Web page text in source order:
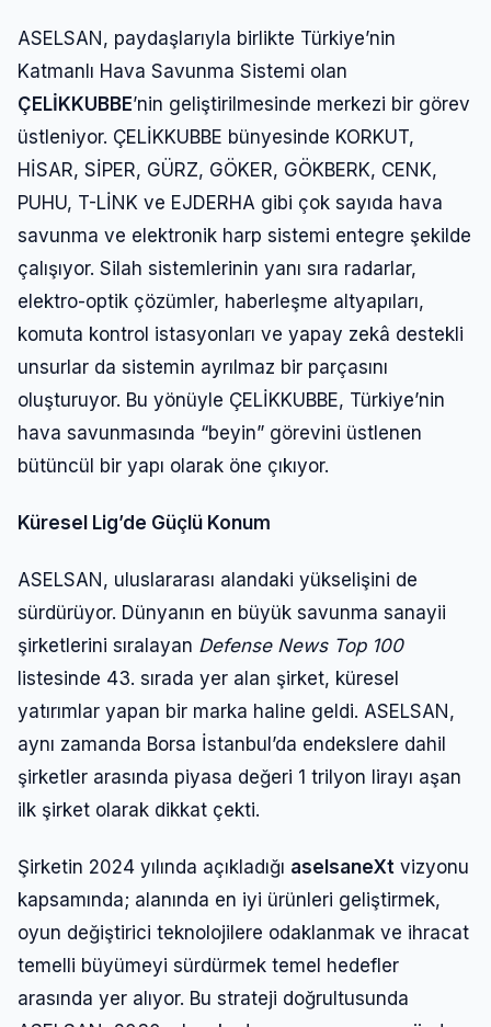
ASELSAN, paydaşlarıyla birlikte Türkiye’nin
Katmanlı Hava Savunma Sistemi olan
ÇELİKKUBBE’nin geliştirilmesinde merkezi bir görev
üstleniyor. ÇELİKKUBBE bünyesinde KORKUT,
HİSAR, SİPER, GÜRZ, GÖKER, GÖKBERK, CENK,
PUHU, T-LİNK ve EJDERHA gibi çok sayıda hava
savunma ve elektronik harp sistemi entegre şekilde
çalışıyor. Silah sistemlerinin yanı sıra radarlar,
elektro-optik çözümler, haberleşme altyapıları,
komuta kontrol istasyonları ve yapay zekâ destekli
unsurlar da sistemin ayrılmaz bir parçasını
oluşturuyor. Bu yönüyle ÇELİKKUBBE, Türkiye’nin
hava savunmasında “beyin” görevini üstlenen
bütüncül bir yapı olarak öne çıkıyor.
Küresel Lig’de Güçlü Konum
ASELSAN, uluslararası alandaki yükselişini de
sürdürüyor. Dünyanın en büyük savunma sanayii
şirketlerini sıralayan Defense News Top 100
listesinde 43. sırada yer alan şirket, küresel
yatırımlar yapan bir marka haline geldi. ASELSAN,
aynı zamanda Borsa İstanbul’da endekslere dahil
şirketler arasında piyasa değeri 1 trilyon lirayı aşan
ilk şirket olarak dikkat çekti.
Şirketin 2024 yılında açıkladığı aselsaneXt vizyonu
kapsamında; alanında en iyi ürünleri geliştirmek,
oyun değiştirici teknolojilere odaklanmak ve ihracat
temelli büyümeyi sürdürmek temel hedefler
arasında yer alıyor. Bu strateji doğrultusunda